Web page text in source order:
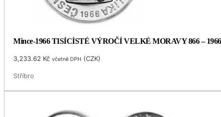
Mince-1966 TISÍCÍSTÉ VÝROČÍ VELKÉ MORAVY 866 – 1966
3,233.62 Kč včetně DPH (CZK)
Stříbro